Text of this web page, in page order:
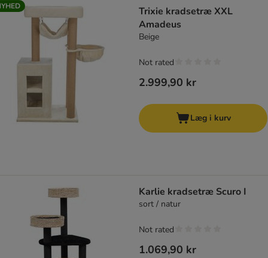
Trixie kradsetræ XXL
Amadeus
Beige
2.999,90 kr
Not rated
Læg i kurv
Karlie kradsetræ Scuro I
sort / natur
1.069,90 kr
Not rated